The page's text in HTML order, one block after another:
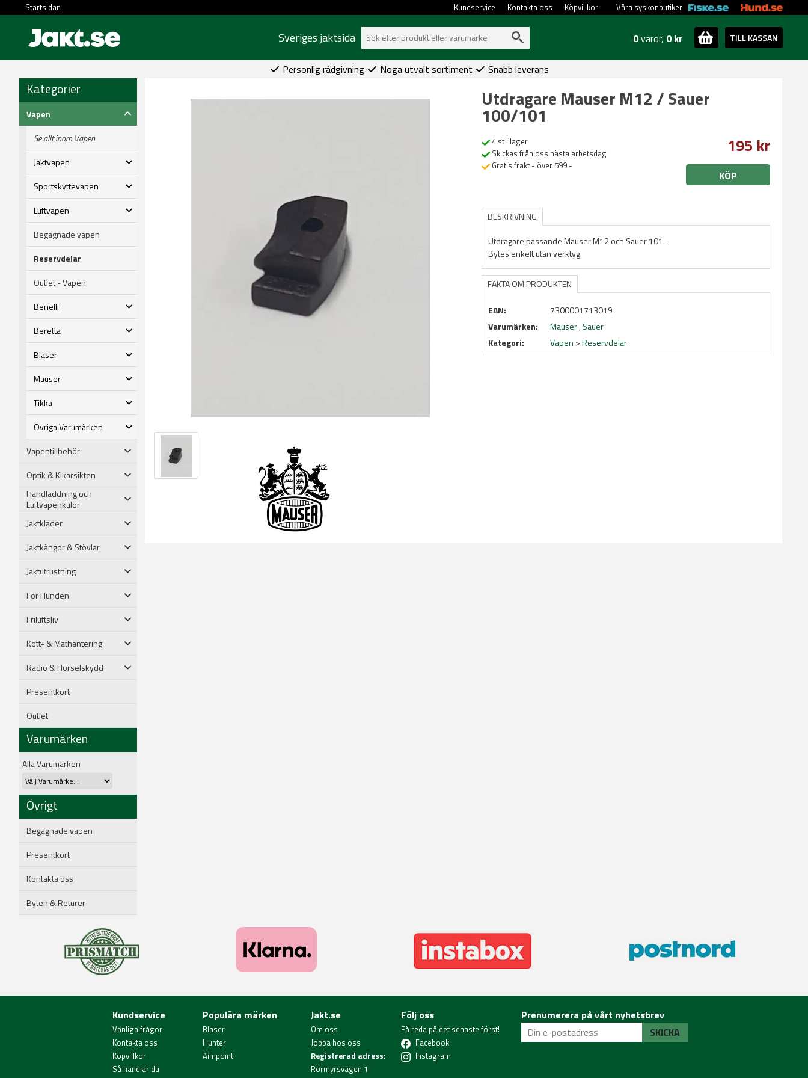
Startsidan Våra syskonbutiker
Köpvillkor
Kontakta oss
Kundservice
Sveriges jaktsida 0varor, 0 kr TILL KASSAN
Personlig rådgivning Noga utvalt sortiment Snabb leverans
Kategorier
Vapen
Se allt inom Vapen
Jaktvapen
Sportskyttevapen
Luftvapen
Begagnade vapen
Reservdelar
Outlet - Vapen
Benelli
Beretta
Blaser
Mauser
Tikka
Övriga Varumärken
Vapentillbehör
Optik & Kikarsikten
Handladdning och
Luftvapenkulor
Jaktkläder
Jaktkängor & Stövlar
Jaktutrustning
För Hunden
Friluftsliv
Kött- & Mathantering
Radio & Hörselskydd
Presentkort
Outlet
Varumärken
Alla Varumärken
Övrigt
Begagnade vapen
Presentkort
Kontakta oss
Byten & Returer
Utdragare Mauser M12 / Sauer
100/101
4 st i lager
Skickas från oss nästa arbetsdag
Gratis frakt - över 599:-
195 kr
KÖP
BESKRIVNING
Utdragare passande Mauser M12 och Sauer 101.
Bytes enkelt utan verktyg.
FAKTA OM PRODUKTEN
EAN:
7300001713019
Varumärken:
Mauser,Sauer
Kategori:
Vapen >Reservdelar
Kundservice
Vanliga frågor
Kontakta oss
Köpvillkor
Så handlar du
Populära märken
Blaser
Hunter
Aimpoint
Jakt.se
Om oss
Jobba hos oss
Registrerad adress:
Rörmyrsvägen 1
Följ oss
Få reda på det senaste först!
Facebook
Instagram
Prenumerera på vårt nyhetsbrev
SKICKA